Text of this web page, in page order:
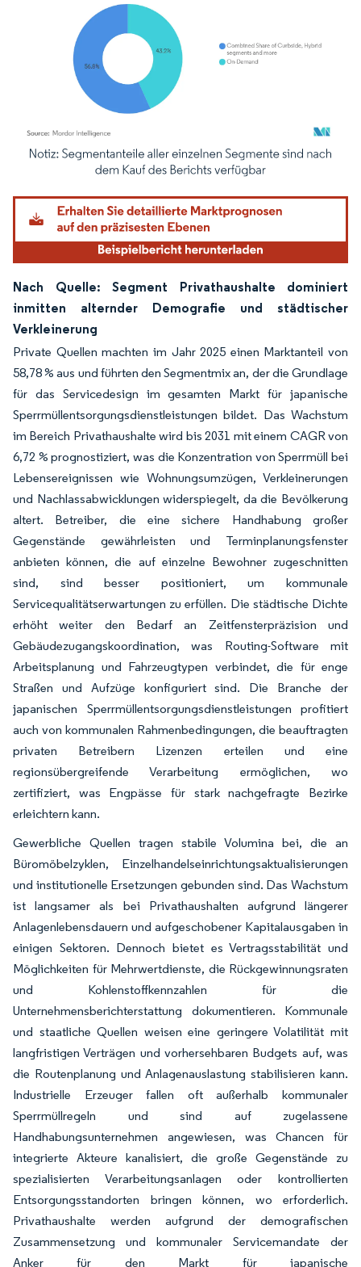
Bild © Mordor Intelligence. Wiederverwendung erfordert Namensnennung
Nach Quelle: Segment Privathaushalte dominiert
inmitten alternder Demografie und städtischer
Verkleinerung
Private Quellen machten im Jahr 2025 einen Marktanteil von
58,78 % aus und führten den Segmentmix an, der die Grundlage
für das Servicedesign im gesamten Markt für japanische
Sperrmüllentsorgungsdienstleistungen bildet. Das Wachstum
im Bereich Privathaushalte wird bis 2031 mit einem CAGR von
6,72 % prognostiziert, was die Konzentration von Sperrmüll bei
Lebensereignissen wie Wohnungsumzügen, Verkleinerungen
und Nachlassabwicklungen widerspiegelt, da die Bevölkerung
altert. Betreiber, die eine sichere Handhabung großer
Gegenstände gewährleisten und Terminplanungsfenster
anbieten können, die auf einzelne Bewohner zugeschnitten
sind, sind besser positioniert, um kommunale
Servicequalitätserwartungen zu erfüllen. Die städtische Dichte
erhöht weiter den Bedarf an Zeitfensterpräzision und
Gebäudezugangskoordination, was Routing-Software mit
Arbeitsplanung und Fahrzeugtypen verbindet, die für enge
Straßen und Aufzüge konfiguriert sind. Die Branche der
japanischen Sperrmüllentsorgungsdienstleistungen profitiert
auch von kommunalen Rahmenbedingungen, die beauftragten
privaten Betreibern Lizenzen erteilen und eine
regionsübergreifende Verarbeitung ermöglichen, wo
zertifiziert, was Engpässe für stark nachgefragte Bezirke
erleichtern kann.
Gewerbliche Quellen tragen stabile Volumina bei, die an
Büromöbelzyklen, Einzelhandelseinrichtungsaktualisierungen
und institutionelle Ersetzungen gebunden sind. Das Wachstum
ist langsamer als bei Privathaushalten aufgrund längerer
Anlagenlebensdauern und aufgeschobener Kapitalausgaben in
einigen Sektoren. Dennoch bietet es Vertragsstabilität und
Möglichkeiten für Mehrwertdienste, die Rückgewinnungsraten
und Kohlenstoffkennzahlen für die
Unternehmensberichterstattung dokumentieren. Kommunale
und staatliche Quellen weisen eine geringere Volatilität mit
langfristigen Verträgen und vorhersehbaren Budgets auf, was
die Routenplanung und Anlagenauslastung stabilisieren kann.
Industrielle Erzeuger fallen oft außerhalb kommunaler
Sperrmüllregeln und sind auf zugelassene
Handhabungsunternehmen angewiesen, was Chancen für
integrierte Akteure kanalisiert, die große Gegenstände zu
spezialisierten Verarbeitungsanlagen oder kontrollierten
Entsorgungsstandorten bringen können, wo erforderlich.
Privathaushalte werden aufgrund der demografischen
Zusammensetzung und kommunaler Servicemandate der
Anker für den Markt für japanische